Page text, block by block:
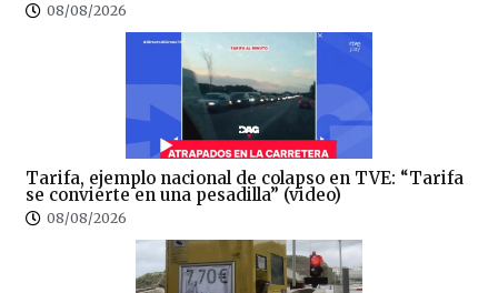
08/08/2026
Tarifa, ejemplo nacional de colapso en TVE: “Tarifa
se convierte en una pesadilla” (video)
08/08/2026